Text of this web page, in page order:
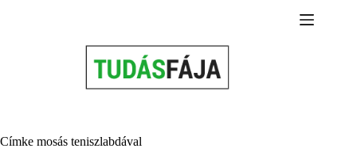
Címke mosás teniszlabdával